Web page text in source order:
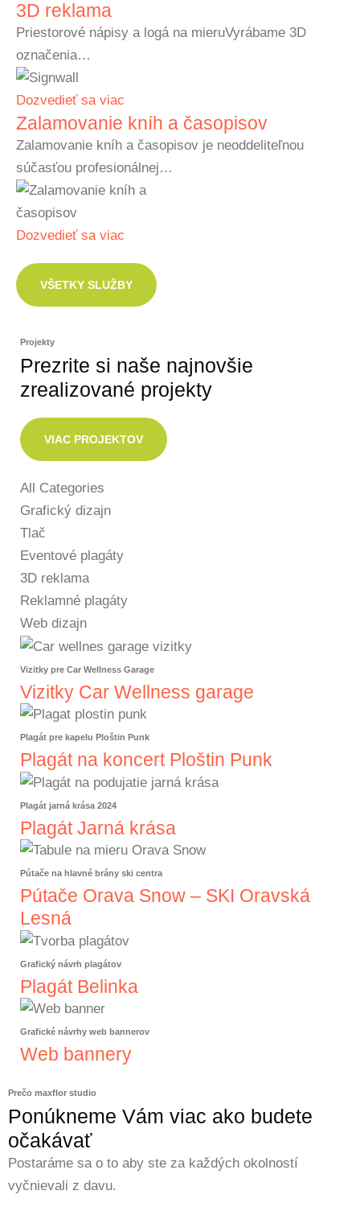
3D reklama
Priestorové nápisy a logá na mieruVyrábame 3D
označenia…
Dozvedieť sa viac
Zalamovanie kníh a časopisov
Zalamovanie kníh a časopisov je neoddeliteľnou
súčasťou profesionálnej…
Dozvedieť sa viac
VŠETKY SLUŽBY
Projekty
Prezrite si naše najnovšie
zrealizované projekty
VIAC PROJEKTOV
All Categories
Grafický dizajn
Tlač
Eventové plagáty
3D reklama
Reklamné plagáty
Web dizajn
Vizitky pre Car Wellness Garage
Vizitky Car Wellness garage
Plagát pre kapelu Ploštin Punk
Plagát na koncert Ploštin Punk
Plagát jarná krása 2024
Plagát Jarná krása
Pútače na hlavné brány ski centra
Pútače Orava Snow – SKI Oravská
Lesná
Grafický návrh plagátov
Plagát Belinka
Grafické návrhy web bannerov
Web bannery
Prečo maxflor studio
Ponúkneme Vám viac ako budete
očakávať
Postaráme sa o to aby ste za každých okolností
vyčnievali z davu.